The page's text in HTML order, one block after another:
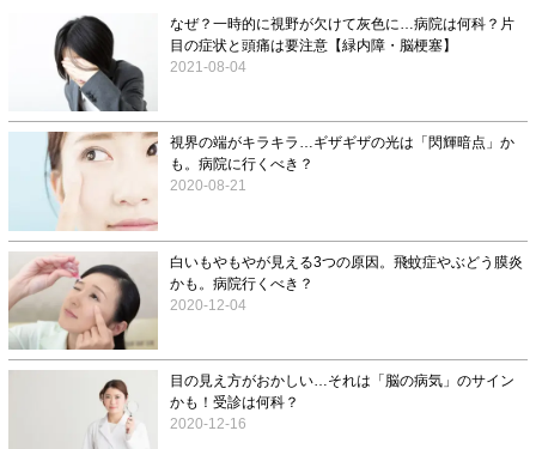
なぜ？一時的に視野が欠けて灰色に…病院は何科？片
目の症状と頭痛は要注意【緑内障・脳梗塞】
2021-08-04
視界の端がキラキラ…ギザギザの光は「閃輝暗点」か
も。病院に行くべき？
2020-08-21
白いもやもやが見える3つの原因。飛蚊症やぶどう膜炎
かも。病院行くべき？
2020-12-04
目の見え方がおかしい…それは「脳の病気」のサイン
かも！受診は何科？
2020-12-16